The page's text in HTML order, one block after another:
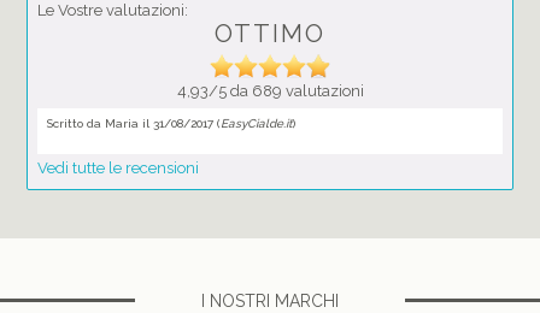
Le Vostre valutazioni:
OTTIMO
4,93/5 da 689 valutazioni
Scritto da Maria il 31/08/2017 (EasyCialde.it)
Vedi tutte le recensioni
I NOSTRI MARCHI